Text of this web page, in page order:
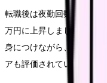
転職後は夜勤回数が月4回
万円に上昇しました。新
身につけながら、これま
アも評価されています。